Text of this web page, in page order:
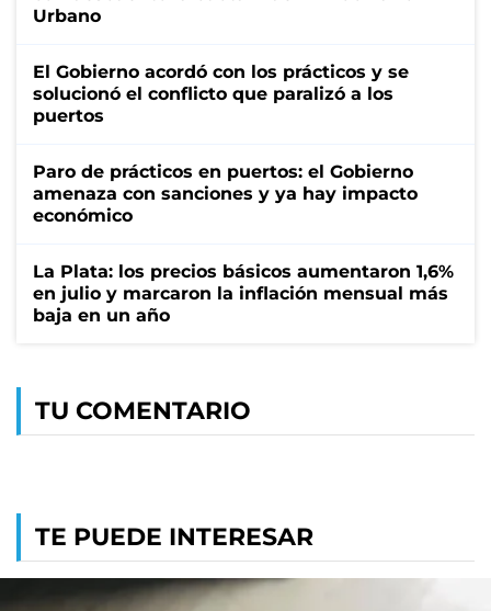
Urbano
El Gobierno acordó con los prácticos y se
solucionó el conflicto que paralizó a los
puertos
Paro de prácticos en puertos: el Gobierno
amenaza con sanciones y ya hay impacto
económico
La Plata: los precios básicos aumentaron 1,6%
en julio y marcaron la inflación mensual más
baja en un año
TU COMENTARIO
TE PUEDE INTERESAR